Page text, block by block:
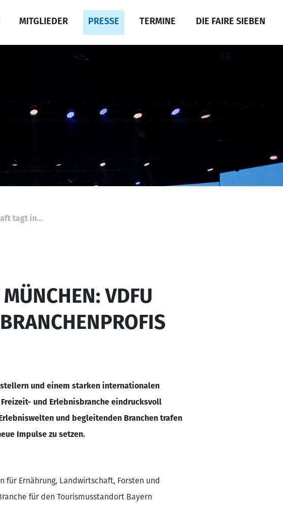
MITGLIEDER PRESSE TERMINE DIE FAIRE SIEBEN
tagt in...
VDFU
und einem starken internationalen
und Erlebnisbranche eindrucksvoll
und begleitenden Branchen trafen
Impulse zu setzen.
für Ernährung, Landwirtschaft, Forsten und
für den Tourismusstandort Bayern